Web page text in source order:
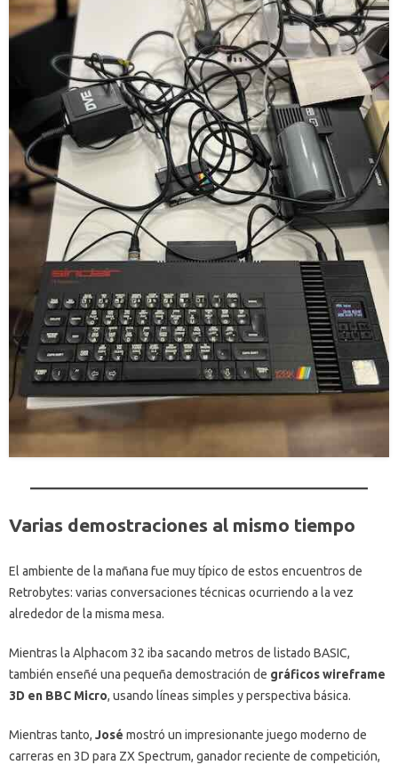
Varias demostraciones al mismo tiempo
El ambiente de la mañana fue muy típico de estos encuentros de
Retrobytes: varias conversaciones técnicas ocurriendo a la vez
alrededor de la misma mesa.
Mientras la Alphacom 32 iba sacando metros de listado BASIC,
también enseñé una pequeña demostración de gráficos wireframe
3D en BBC Micro, usando líneas simples y perspectiva básica.
Mientras tanto, José mostró un impresionante juego moderno de
carreras en 3D para ZX Spectrum, ganador reciente de competición,